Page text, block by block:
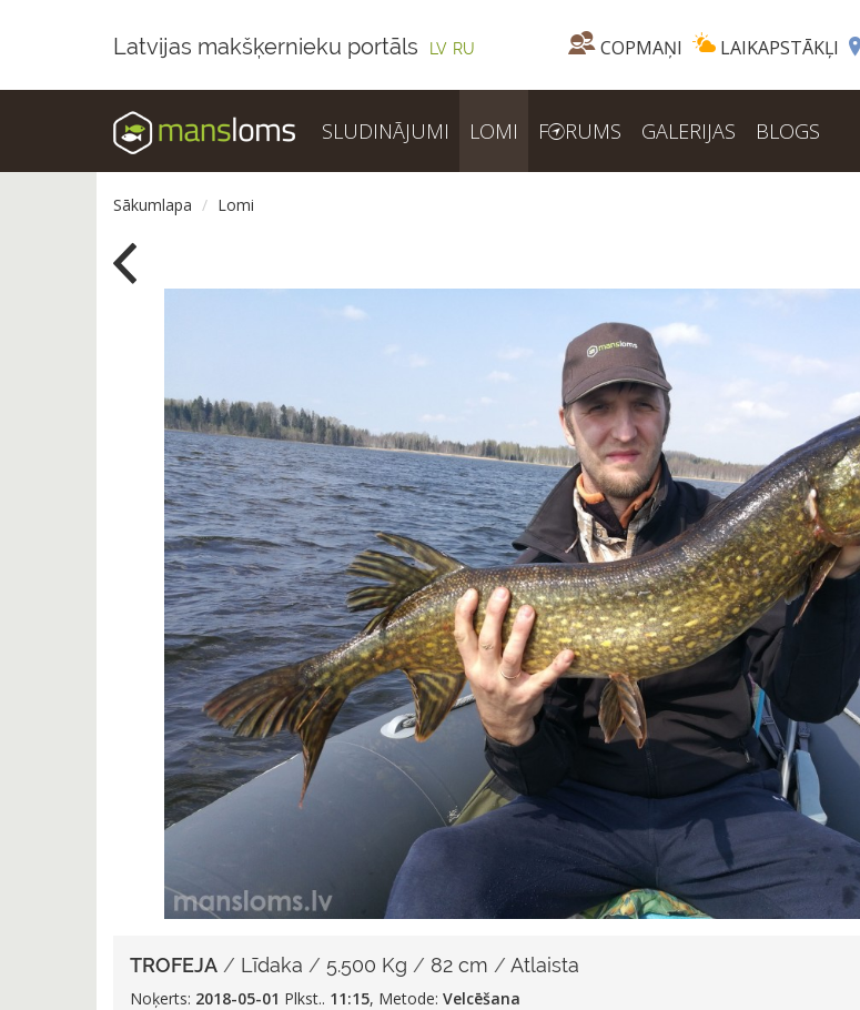
Latvijas makšķernieku portāls LV RU COPMAŅI LAIKAPSTĀKĻI
SLUDINĀJUMI LOMI F RUMS GALERIJAS BLOGS
Sākumlapa Lomi
TROFEJA / Līdaka / 5.500 Kg / 82 cm / Atlaista
Noķerts: 2018-05-01 Plkst.. 11:15, Metode: Velcēšana